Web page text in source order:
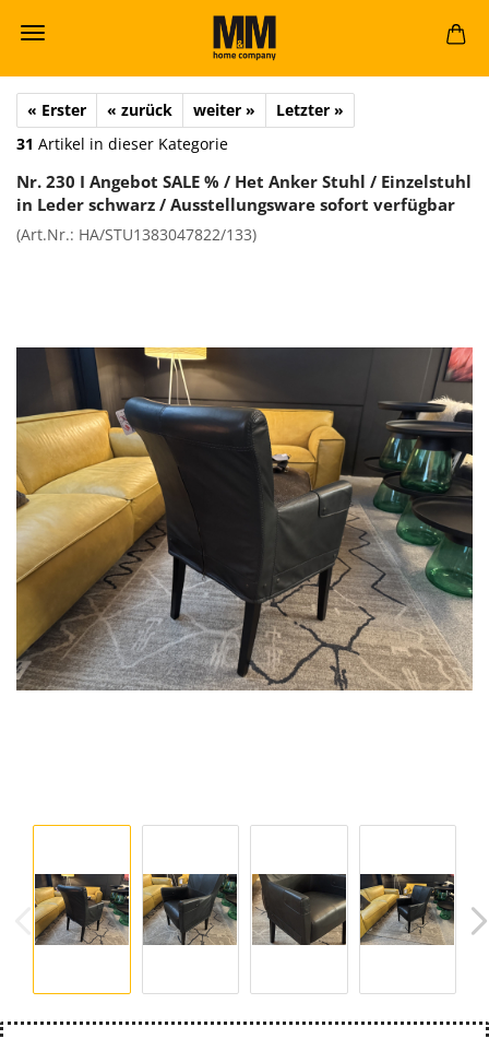
« Erster « zurück weiter »
Letzter »
31 Artikel in dieser Kategorie
Nr. 230 I An­ge­bot SALE % / Het Anker Stuhl / Ein­zel­stuhl
in Leder schwarz / Aus­stel­lungs­wa­re so­fort ver­füg­bar
(Art.Nr.: HA/STU1383047822/133)